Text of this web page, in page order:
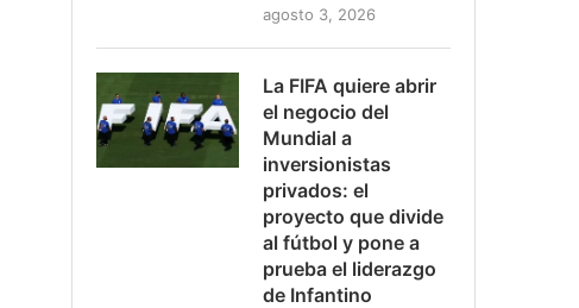
agosto 3, 2026
La FIFA quiere abrir
el negocio del
Mundial a
inversionistas
privados: el
proyecto que divide
al fútbol y pone a
prueba el liderazgo
de Infantino